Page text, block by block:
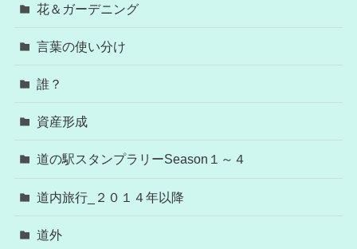
花＆ガーデニング
言葉の使い分け
誰？
資産形成
道の駅スタンプラリーSeason１～４
道内旅行_２０１４年以降
道外